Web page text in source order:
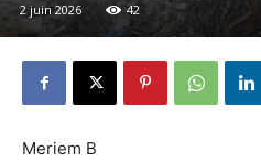
2 juin 2026 42
Meriem B